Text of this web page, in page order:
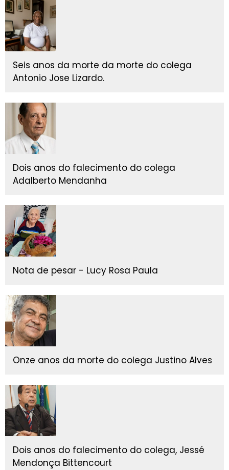
Seis anos da morte da morte do colega
Antonio Jose Lizardo.
Dois anos do falecimento do colega
Adalberto Mendanha
Nota de pesar - Lucy Rosa Paula
Onze anos da morte do colega Justino Alves
Dois anos do falecimento do colega, Jessé
Mendonça Bittencourt